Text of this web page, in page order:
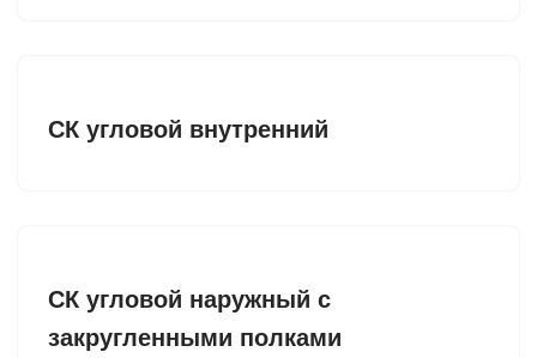
СК угловой внутренний
CК угловой наружный с
закругленными полками